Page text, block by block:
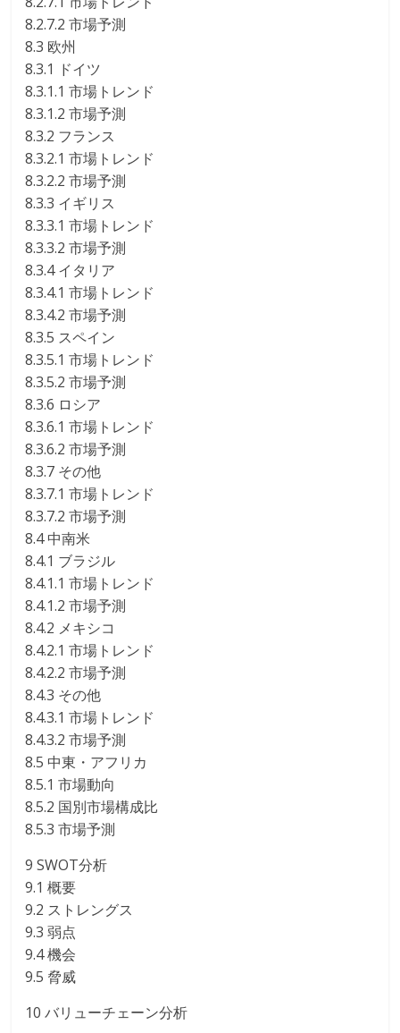
8.2.7.2 市場予測
8.3 欧州
8.3.1 ドイツ
8.3.1.1 市場トレンド
8.3.1.2 市場予測
8.3.2 フランス
8.3.2.1 市場トレンド
8.3.2.2 市場予測
8.3.3 イギリス
8.3.3.1 市場トレンド
8.3.3.2 市場予測
8.3.4 イタリア
8.3.4.1 市場トレンド
8.3.4.2 市場予測
8.3.5 スペイン
8.3.5.1 市場トレンド
8.3.5.2 市場予測
8.3.6 ロシア
8.3.6.1 市場トレンド
8.3.6.2 市場予測
8.3.7 その他
8.3.7.1 市場トレンド
8.3.7.2 市場予測
8.4 中南米
8.4.1 ブラジル
8.4.1.1 市場トレンド
8.4.1.2 市場予測
8.4.2 メキシコ
8.4.2.1 市場トレンド
8.4.2.2 市場予測
8.4.3 その他
8.4.3.1 市場トレンド
8.4.3.2 市場予測
8.5 中東・アフリカ
8.5.1 市場動向
8.5.2 国別市場構成比
8.5.3 市場予測
9 SWOT分析
9.1 概要
9.2 ストレングス
9.3 弱点
9.4 機会
9.5 脅威
10 バリューチェーン分析